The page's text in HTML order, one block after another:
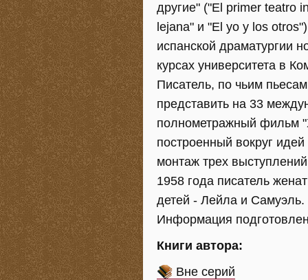
другие" ("El primer teatro
lejana" и "El yo y los
испанской драматургии
курсах университета в
Писатель, по чьим
представить на 33
полнометражный фильм
построенный вокруг
монтаж трех
1958 года писатель
детей - Лейла и Самуэль.
Информация
Книги автора:
Вне серий